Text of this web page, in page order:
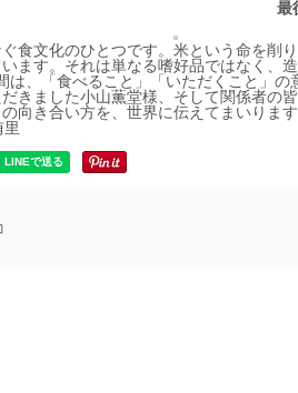
最
食文化のひとつです。米という命を
ます。それは単なる嗜好品ではなく、
は、「食べること」「いただくこと」
きました小山薫堂様、そして関係者
向き合い方を、世界に伝えてまいりま